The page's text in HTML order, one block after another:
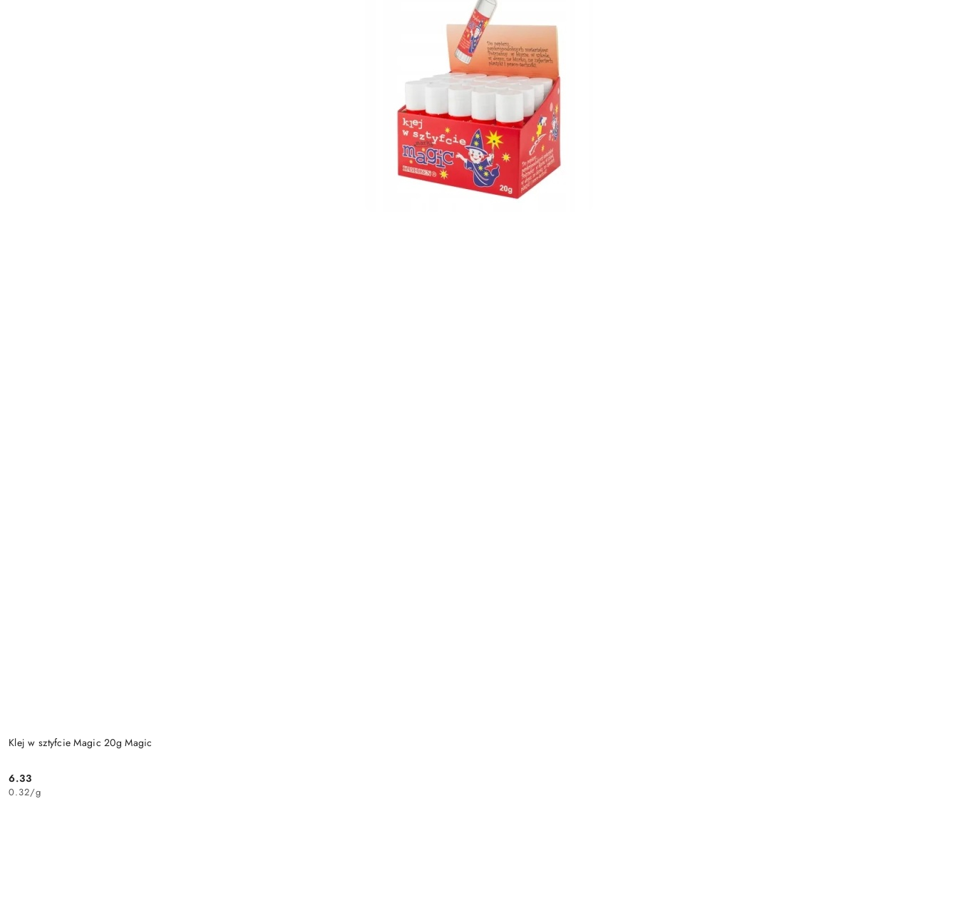
Klej w sztyfcie Magic 20g Magic
Cena:
6.33
0.32/g